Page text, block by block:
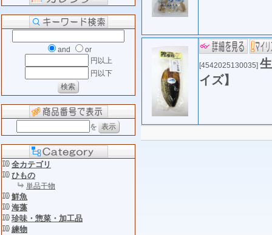
and
or
円以上
円以下
を
全カテゴリ
ひもの
単品干物
鮮魚
海藻
珍味・惣菜・加工品
練物
[4542025130035]
イズ】